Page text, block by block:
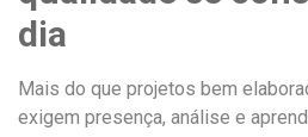
dia
Mais do que projetos bem
exigem presença, análise e